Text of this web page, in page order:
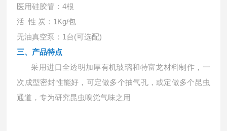
医用硅胶管：4根
活 性 炭：1Kg/包
无油真空泵： 1台(可选配)
三、产品特点
采用进口全透明加厚有机玻璃和特富龙材料制作，一
次成型密封性能好，可定做多个抽气孔，或定做多个昆虫
通道，专为研究昆虫嗅觉气味之用